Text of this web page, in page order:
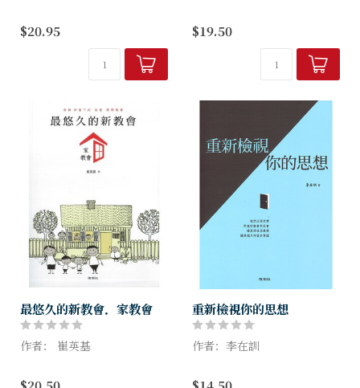
彰顯出奇妙能力！
送給陷入屬靈低潮的你
$20.95
安，感恩中有愛，感恩中有恢
$19.50
最悠久的新教會．家教會
作者： 崔英基
重新檢視你的思想
作者：李在訓